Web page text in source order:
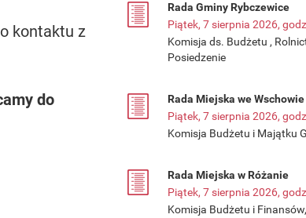
kontaktu z
do
Rada Gminy Rybczewice
Piątek, 7 sierpnia 2026,
Komisja ds. Budżetu ,
Posiedzenie
Rada Miejska we Wschowie
Piątek, 7 sierpnia 2026,
Komisja Budżetu i Majątku
Rada Miejska w Różanie
Piątek, 7 sierpnia 2026,
Komisja Budżetu i